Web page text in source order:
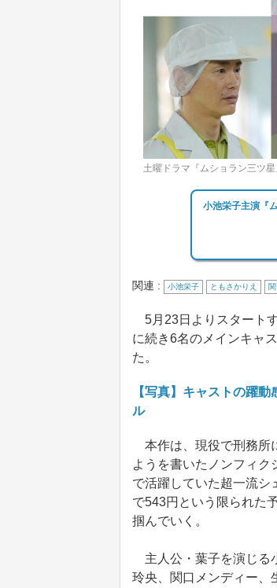
土曜ドラマ『ムショラン三ツ
小池栄子主演『
関連 : 小池栄子 ともさかりえ
5月23日よりスタート
に続き6名のメインキャ
た。
【写真】キャストの躍
ル
本作は、現役で刑務所
ようを書いたノンフィ
で活躍していた超一流シ
で543円という限られた
掴んでいく。
主人公・葉子を演じる
玲央、関口メンディー、